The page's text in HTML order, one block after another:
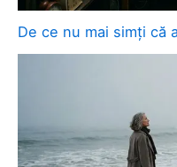
De ce nu mai simți că